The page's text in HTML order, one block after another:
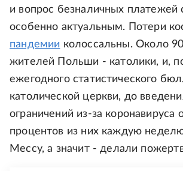
и вопрос безналичных платежей
особенно актуальным. Потери
пандемии колоссальны. Около
жителей Польши - католики, и,
ежегодного статистического
католической церкви, до
ограничений из-за коронавируса
процентов из них каждую
Мессу, а значит - делали